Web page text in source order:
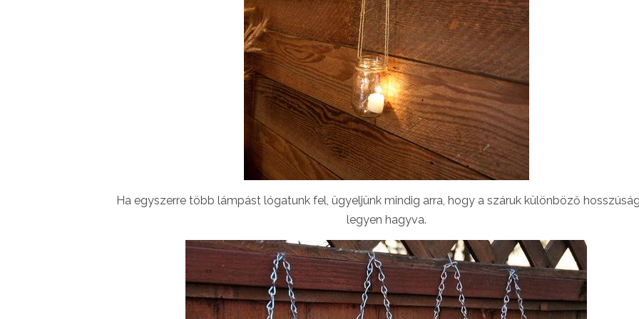
Ha egyszerre több lámpást lógatunk fel, ügyeljünk mindig arra, hogy a száruk különböző
legyen hagyva.